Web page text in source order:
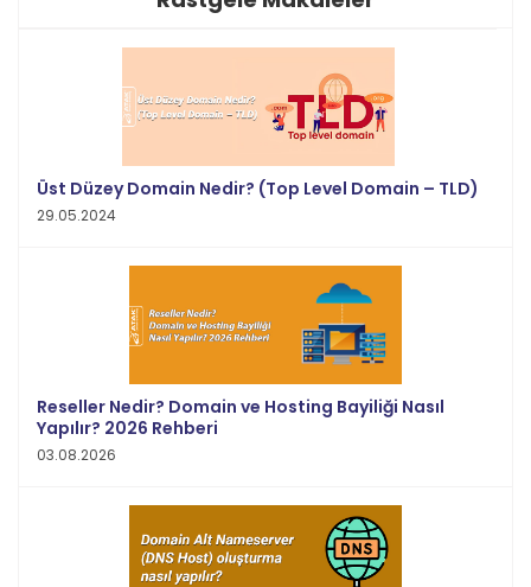
Üst Düzey Domain Nedir? (Top Level Domain – TLD)
29.05.2024
Reseller Nedir? Domain ve Hosting Bayiliği Nasıl
Yapılır? 2026 Rehberi
03.08.2026